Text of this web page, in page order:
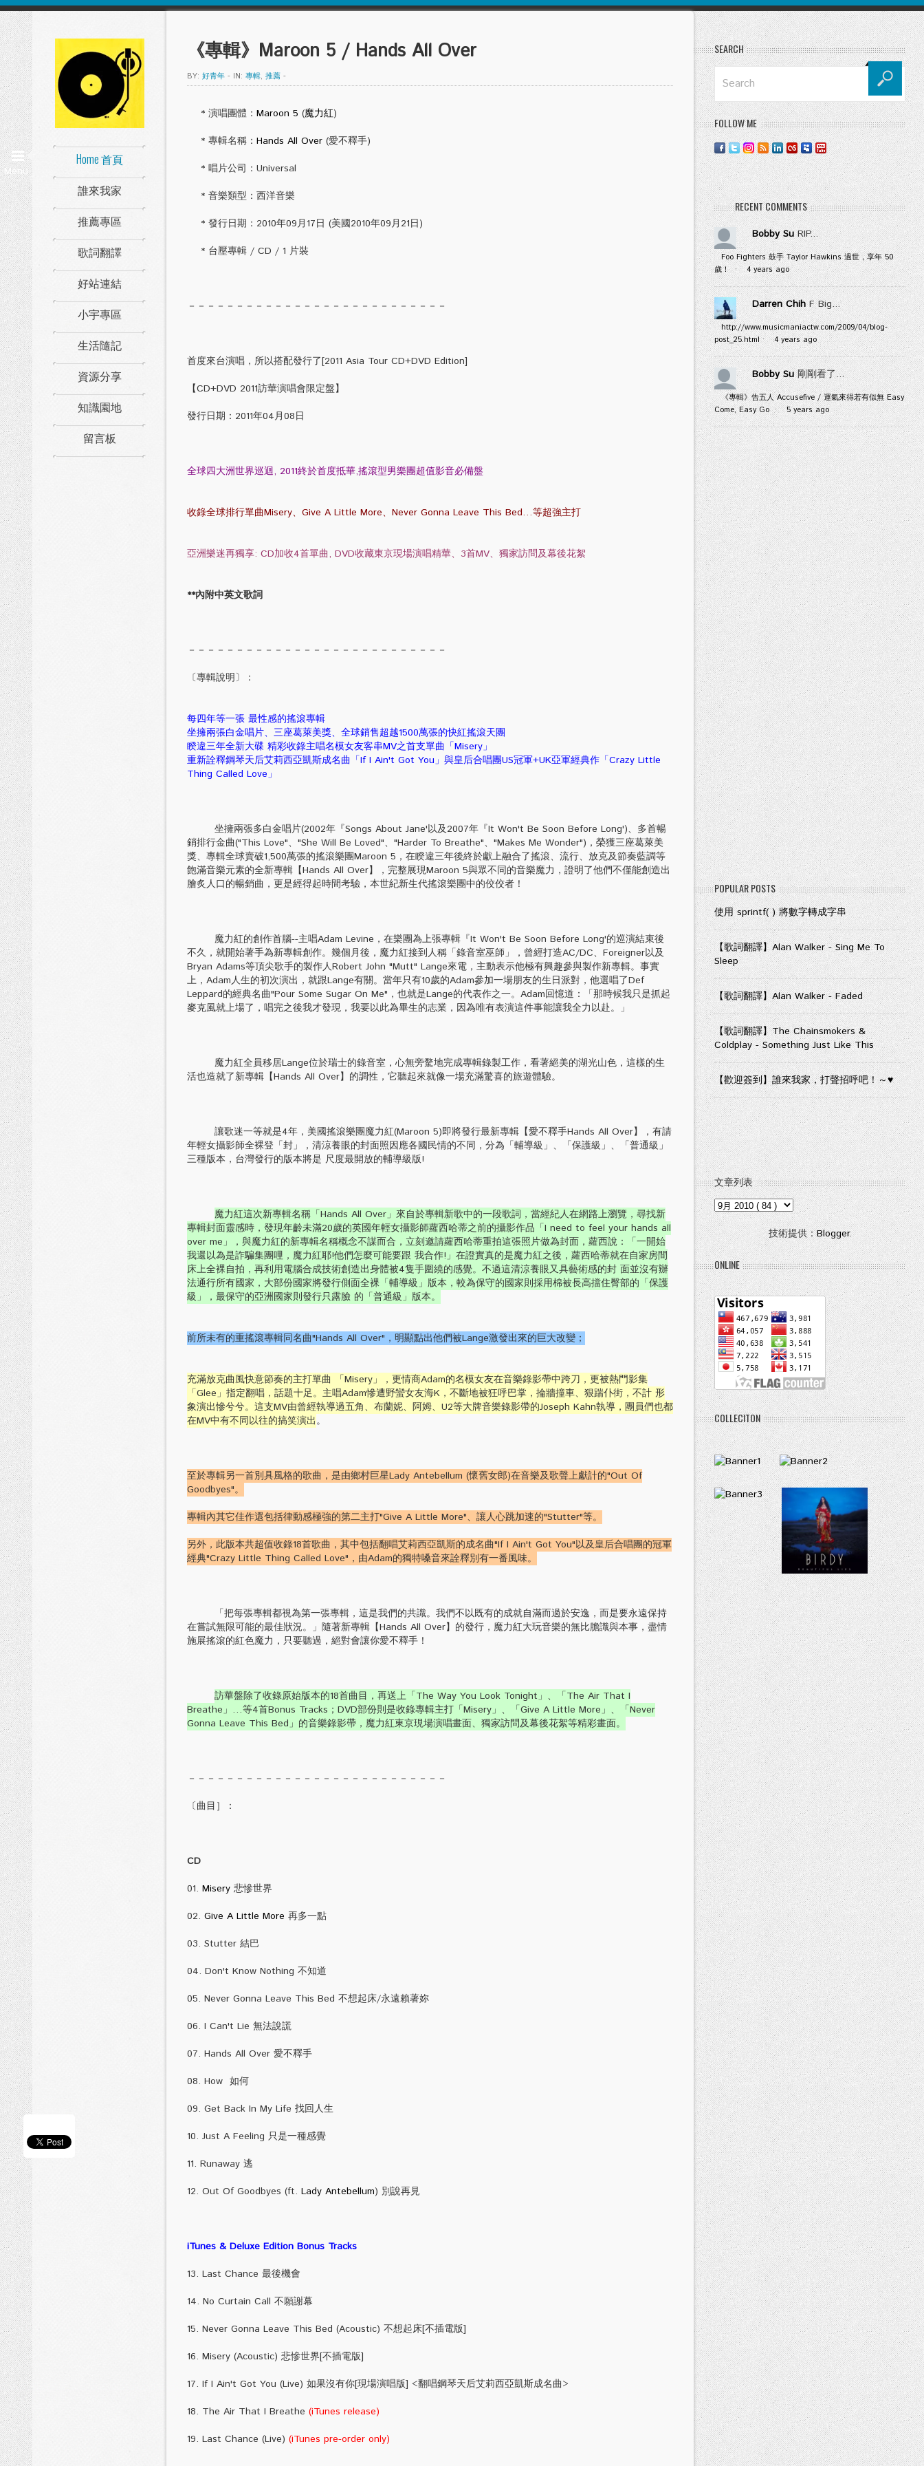
Menu
Home 首頁
誰來我家
推薦專區
歌詞翻譯
好站連結
小宇專區
生活隨記
資源分享
知識園地
留言板
《專輯》Maroon 5 / Hands All Over
BY: 好青年 - IN: 專輯, 推薦 -
* 演唱團體： Maroon 5 (魔力紅)
* 專輯名稱： Hands All Over (愛不釋手)
* 唱片公司：Universal
* 音樂類型：西洋音樂
* 發行日期：2010年09月17日 (美國2010年09月21日)
* 台壓專輯 / CD / 1 片裝
－－－－－－－－－－－－－－－－－－－－－－－－－－－
首度來台演唱，所以搭配發行了[2011 Asia Tour CD+DVD Edition]
【CD+DVD 2011訪華演唱會限定盤】
發行日期：2011年04月08日
全球四大洲世界巡迴, 2011終於首度抵華,搖滾型男樂團超值影音必備盤
收錄全球排行單曲Misery、Give A Little More、Never Gonna Leave This Bed…等超強主打
亞洲樂迷再獨享: CD加收4首單曲, DVD收藏東京現場演唱精華、3首MV、獨家訪問及幕後花絮
**內附中英文歌詞
－－－－－－－－－－－－－－－－－－－－－－－－－－－
〔專輯說明〕：
每四年等一張 最性感的搖滾專輯
坐擁兩張白金唱片、三座葛萊美獎、全球銷售超越1500萬張的快紅搖滾天團
睽違三年全新大碟 精彩收錄主唱名模女友客串MV之首支單曲「Misery」
重新詮釋鋼琴天后艾莉西亞凱斯成名曲「If I Ain't Got You」與皇后合唱團US冠軍+UK亞軍經典作「Crazy Little
Thing Called Love」
坐擁兩張多白金唱片(2002年『Songs About Jane'以及2007年『It Won't Be Soon Before Long')、多首暢
銷排行金曲("This Love"、"She Will Be Loved"、"Harder To Breathe"、"Makes Me Wonder")，榮獲三座葛萊美
獎、專輯全球賣破1,500萬張的搖滾樂團Maroon 5，在睽違三年後終於獻上融合了搖滾、流行、放克及節奏藍調等
飽滿音樂元素的全新專輯【Hands All Over】，完整展現Maroon 5與眾不同的音樂魔力，證明了他們不僅能創造出
膾炙人口的暢銷曲，更是經得起時間考驗，本世紀新生代搖滾樂團中的佼佼者！
魔力紅的創作首腦--主唱Adam Levine，在樂團為上張專輯『It Won't Be Soon Before Long'的巡演結束後
不久，就開始著手為新專輯創作。幾個月後，魔力紅接到人稱「錄音室巫師」，曾經打造AC/DC、Foreigner以及
Bryan Adams等頂尖歌手的製作人Robert John "Mutt" Lange來電，主動表示他極有興趣參與製作新專輯。事實
上，Adam人生的初次演出，就跟Lange有關。當年只有10歲的Adam參加一場朋友的生日派對，他選唱了Def
Leppard的經典名曲"Pour Some Sugar On Me"，也就是Lange的代表作之一。Adam回憶道：「那時候我只是抓起
麥克風就上場了，唱完之後我才發現，我要以此為畢生的志業，因為唯有表演這件事能讓我全力以赴。」
魔力紅全員移居Lange位於瑞士的錄音室，心無旁騖地完成專輯錄製工作，看著絕美的湖光山色，這樣的生
活也造就了新專輯【Hands All Over】的調性，它聽起來就像一場充滿驚喜的旅遊體驗。
讓歌迷一等就是4年，美國搖滾樂團魔力紅(Maroon 5)即將發行最新專輯【愛不釋手Hands All Over】，有請
年輕女攝影師全裸登「封」，清涼養眼的封面照因應各國民情的不同，分為「輔導級」、「保護級」、「普通級」
三種版本，台灣發行的版本將是 尺度最開放的輔導級版!
魔力紅這次新專輯名稱「Hands All Over」來自於專輯新歌中的一段歌詞，當經紀人在網路上瀏覽，尋找新
專輯封面靈感時，發現年齡未滿20歲的英國年輕女攝影師蘿西哈蒂之前的攝影作品「I need to feel your hands all
over me」，與魔力紅的新專輯名稱概念不謀而合，立刻邀請蘿西哈蒂重拍這張照片做為封面，蘿西說：「一開始
我還以為是詐騙集團哩，魔力紅耶!他們怎麼可能要跟 我合作!」在證實真的是魔力紅之後，蘿西哈蒂就在自家房間
床上全裸自拍，再利用電腦合成技術創造出身體被4隻手圍繞的感覺。不過這清涼養眼又具藝術感的封 面並沒有辦
法通行所有國家，大部份國家將發行側面全裸「輔導級」版本，較為保守的國家則採用棉被長高擋住臀部的「保護
級」，最保守的亞洲國家則發行只露臉 的「普通級」版本。
前所未有的重搖滾專輯同名曲"Hands All Over"，明顯點出他們被Lange激發出來的巨大改變；
充滿放克曲風快意節奏的主打單曲 「Misery」，更情商Adam的名模女友在音樂錄影帶中跨刀，更被熱門影集
「Glee」指定翻唱，話題十足。主唱Adam慘遭野蠻女友海K，不斷地被狂呼巴掌，掄牆撞車、狠踹仆街，不計 形
象演出慘兮兮。這支MV由曾經執導過五角、 布蘭妮、阿姆、U2等大牌音樂錄影帶的Joseph Kahn執導，團員們也都
在MV中有不同以往的搞笑演出。
至於專輯另一首別具風格的歌曲，是由鄉村巨星Lady Antebellum (懷舊女郎)在音樂及歌聲上獻計的"Out Of
Goodbyes"。
專輯內其它佳作還包括律動感極強的第二主打"Give A Little More"、讓人心跳加速的"Stutter"等。
另外，此版本共超值收錄18首歌曲，其中包括翻唱艾莉西亞凱斯的成名曲"If I Ain't Got You"以及皇后合唱團的冠軍
經典"Crazy Little Thing Called Love"，由Adam的獨特嗓音來詮釋別有一番風味。
「把每張專輯都視為第一張專輯，這是我們的共識。我們不以既有的成就自滿而過於安逸，而是要永遠保持
在嘗試無限可能的最佳狀況。」隨著新專輯【Hands All Over】的發行，魔力紅大玩音樂的無比膽識與本事，盡情
施展搖滾的紅色魔力，只要聽過，絕對會讓你愛不釋手！
訪華盤除了收錄原始版本的18首曲目，再送上「The Way You Look Tonight」、「The Air That I
Breathe」…等4首Bonus Tracks；DVD部份則是收錄專輯主打「Misery」、「Give A Little More」、「Never
Gonna Leave This Bed」的音樂錄影帶，魔力紅東京現場演唱畫面、獨家訪問及幕後花絮等精彩畫面。
－－－－－－－－－－－－－－－－－－－－－－－－－－－
〔曲目］：
CD
01. Misery 悲慘世界
02. Give A Little More 再多一點
03. Stutter 結巴
04. Don't Know Nothing 不知道
05. Never Gonna Leave This Bed 不想起床/永遠賴著妳
06. I Can't Lie 無法說謊
07. Hands All Over 愛不釋手
08. How 如何
09. Get Back In My Life 找回人生
10. Just A Feeling 只是一種感覺
11. Runaway 逃
12. Out Of Goodbyes (ft. Lady Antebellum) 別說再見
iTunes & Deluxe Edition Bonus Tracks
13. Last Chance 最後機會
14. No Curtain Call 不願謝幕
15. Never Gonna Leave This Bed (Acoustic) 不想起床[不插電版]
16. Misery (Acoustic) 悲慘世界[不插電版]
17. If I Ain't Got You (Live) 如果沒有你[現場演唱版] <翻唱鋼琴天后艾莉西亞凱斯成名曲>
18. The Air That I Breathe (iTunes release)
19. Last Chance (Live) (iTunes pre-order only)
SEARCH
FOLLOW ME
RECENT COMMENTS
Bobby Su RIP...
Foo Fighters 鼓手 Taylor Hawkins 過世，享年 50
歲！· 4 years ago
Darren Chih F Big...
http://www.musicmaniactw.com/2009/04/blog-
post_25.html· 4 years ago
Bobby Su 剛剛看了...
《專輯》告五人 Accusefive / 運氣來得若有似無 Easy
Come, Easy Go· 5 years ago
POPULAR POSTS
使用 sprintf( ) 將數字轉成字串
【歌詞翻譯】Alan Walker - Sing Me To
Sleep
【歌詞翻譯】Alan Walker - Faded
【歌詞翻譯】The Chainsmokers &
Coldplay - Something Just Like This
【歡迎簽到】誰來我家，打聲招呼吧！～♥
文章列表
技術提供：Blogger.
ONLINE
COLLECITON